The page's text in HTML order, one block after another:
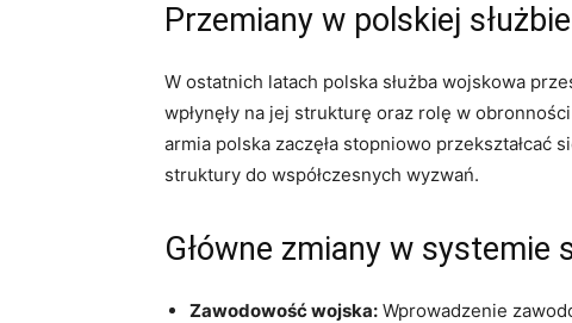
Przemiany w polskiej
W ostatnich latach polska służba wojskowa
wpłynęły na jej strukturę oraz rolę w
armia polska zaczęła stopniowo przekształcać
struktury do współczesnych wyzwań.
Główne zmiany w systemie
Zawodowość wojska: Wprowadzenie